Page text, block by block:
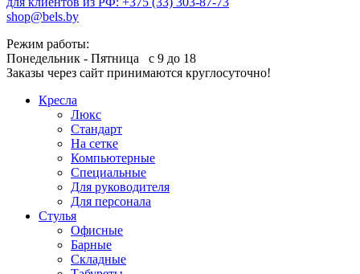
shop@bels.by
Режим работы:
Понедельник - Пятница с 9 до 18
Заказы через сайт принимаются круглосуточно!
Кресла
Люкс
Стандарт
На сетке
Компьютерные
Специальные
Для руководителя
Для персонала
Стулья
Офисные
Барные
Складные